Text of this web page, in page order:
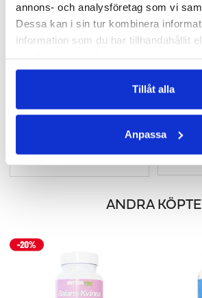
annons- och analysföretag som vi
Dessa kan i sin tur kombinera
information som du har tillhandahållit
Tillåt alla
Anpassa
ANDRA KÖPTE